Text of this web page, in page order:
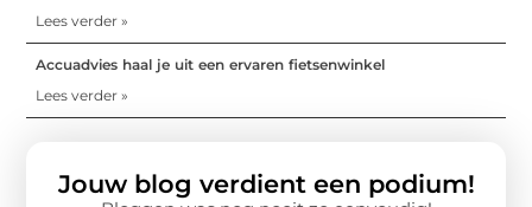
Lees verder »
Accuadvies haal je uit een ervaren fietsenwinkel
Lees verder »
Jouw blog verdient een podium!